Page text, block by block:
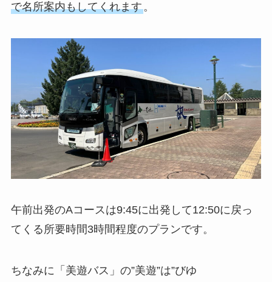
で名所案内もしてくれます。
午前出発のAコースは9:45に出発して12:50に戻っ
てくる所要時間3時間程度のプランです。
ちなみに「美遊バス」の”美遊”は”びゆ